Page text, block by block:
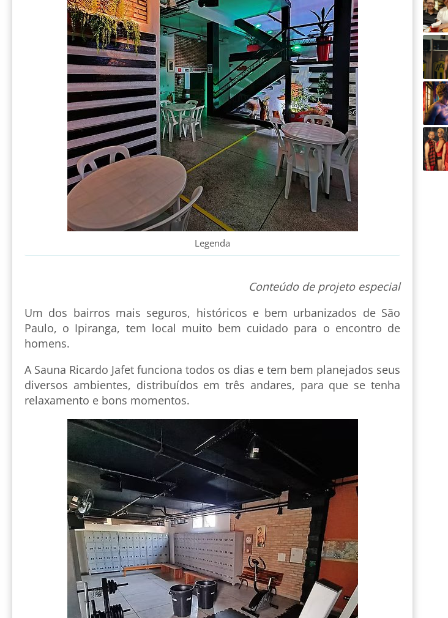
Legenda
Conteúdo de projeto especial
Um dos bairros mais seguros, históricos e bem urbanizados de São
Paulo, o Ipiranga, tem local muito bem cuidado para o encontro de
homens.
A Sauna Ricardo Jafet funciona todos os dias e tem bem planejados seus
diversos ambientes, distribuídos em três andares, para que se tenha
relaxamento e bons momentos.